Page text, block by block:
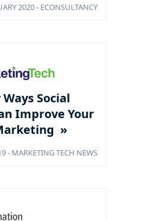
2020 - ECONSULTANCY
Social
Improve Your
»
- MARKETING TECH NEWS